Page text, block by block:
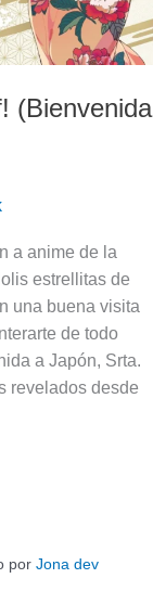
(Bienvenida
a anime de la
estrellitas de
una buena visita
de todo
a Japón, Srta.
revelados desde
por Jona dev